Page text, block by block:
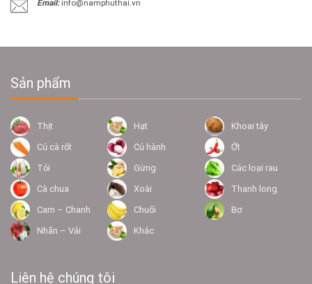
Email:info@namphuthai.vn
Sản phẩm
Thịt Hạt
Khoai tây
Củ cà rốt
Củ hành
Ớt
Tỏi
Gừng
Các loại rau
Cà chua
Xoài
Thanh long
Cam – Chanh
Chuối
Bơ
Nhãn – Vải
Khác
Liên hệ chúng tôi